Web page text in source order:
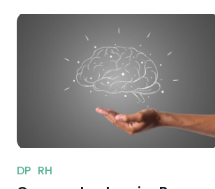
DP RH